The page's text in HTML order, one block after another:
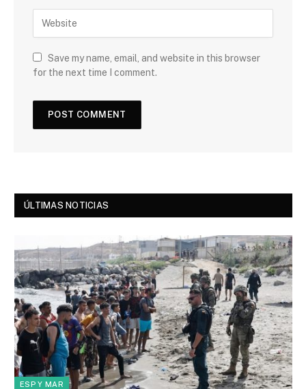
Save my name, email, and website in this browser
for the next time I comment.
ÚLTIMAS NOTICIAS
ESP Y MAR